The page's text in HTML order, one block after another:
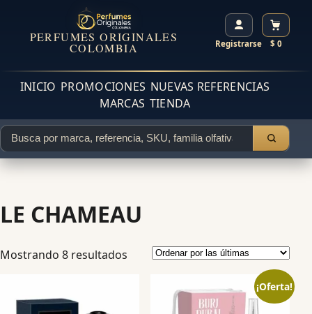
PERFUMES ORIGINALES
COLOMBIA Registrarse $ 0
INICIO PROMOCIONES NUEVAS REFERENCIAS
MARCAS TIENDA
LE CHAMEAU
Mostrando 8 resultados
¡Oferta!